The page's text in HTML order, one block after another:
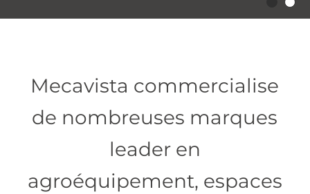
Mecavista commercialise
de nombreuses marques
leader en
agroéquipement, espaces